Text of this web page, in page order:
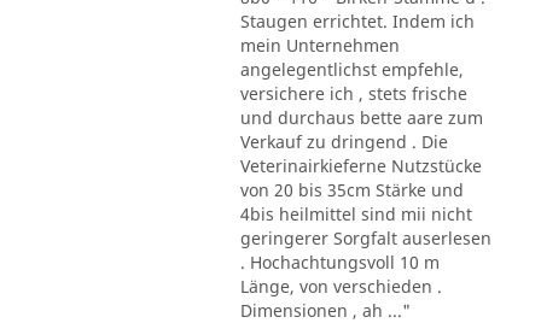
Staugen errichtet. Indem ich
mein Unternehmen
angelegentlichst empfehle,
versichere ich , stets frische
und durchaus bette aare zum
Verkauf zu dringend . Die
Veterinairkieferne Nutzstücke
von 20 bis 35cm Stärke und
4bis heilmittel sind mii nicht
geringerer Sorgfalt auserlesen
. Hochachtungsvoll 10 m
Länge, von verschieden .
Dimensionen , ah ..."